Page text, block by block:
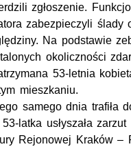
zgłoszenie.
zabezpieczyli ślady
Na podstawie
okoliczności
53-letnia
mieszkaniu.
samego dnia trafiła
latka usłyszała
Rejonowej Kraków –